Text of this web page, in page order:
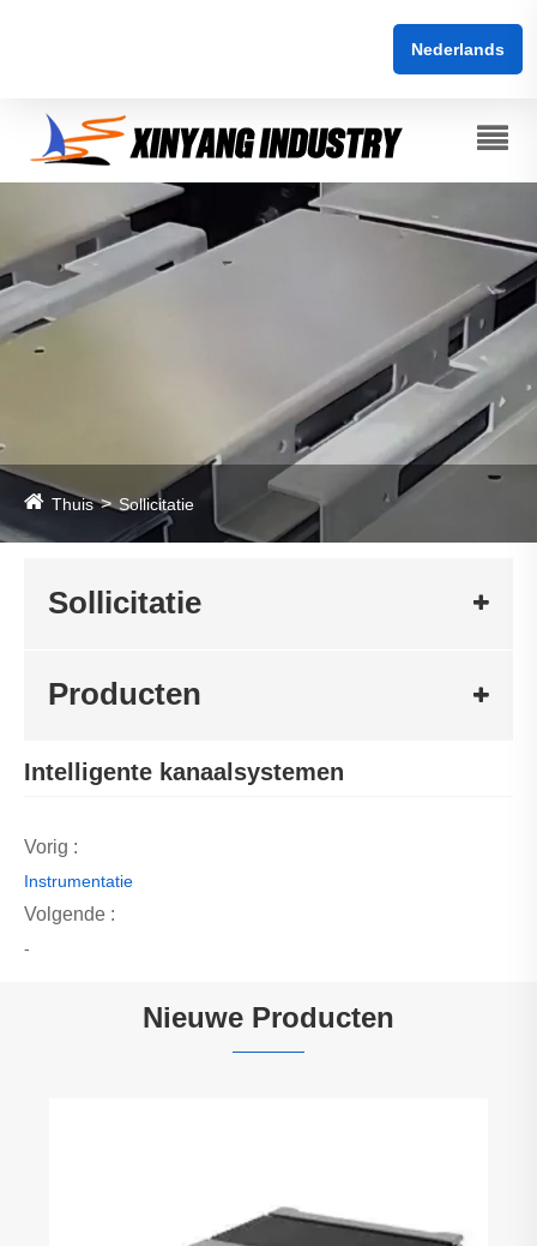
Nederlands
Thuis Sollicitatie
Sollicitatie
Producten
Intelligente kanaalsystemen
Vorig :
Instrumentatie
Volgende :
-
Nieuwe Producten